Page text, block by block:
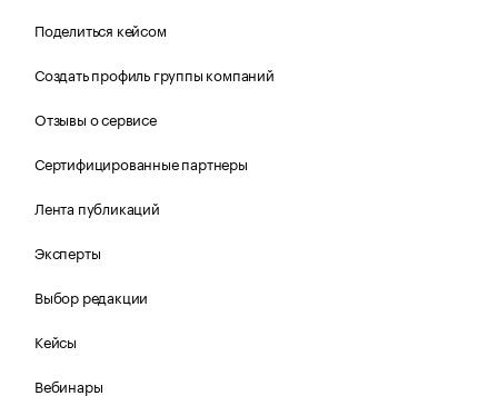
Поделиться кейсом
Создать профиль группы компаний
Отзывы о сервисе
Сертифицированные партнеры
Лента публикаций
Эксперты
Выбор редакции
Кейсы
Вебинары